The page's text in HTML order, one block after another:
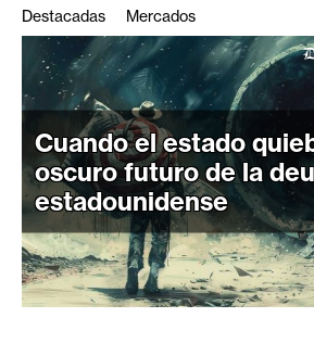
C
r
i
p
t
o
M
e
r
c
Destacadas Mercados
Cuando el estado
oscuro futuro de la
estadounidense